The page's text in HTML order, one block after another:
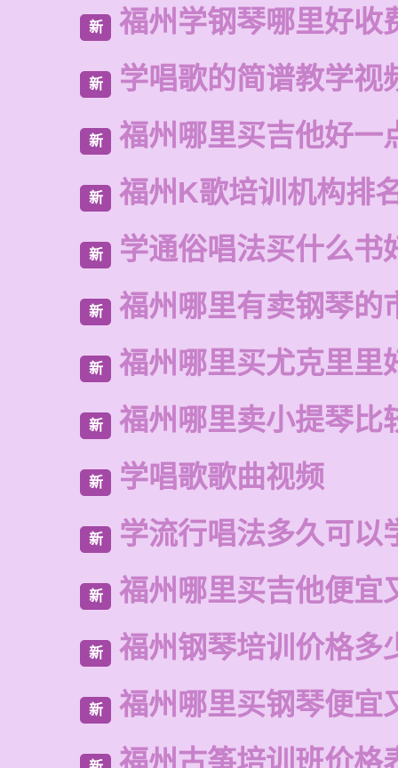
新 福州学钢琴哪里好收
新 学唱歌的简谱教学视
新 福州哪里买吉他好一
新 福州K歌培训机构排
新 学通俗唱法买什么书
新 福州哪里有卖钢琴的
新 福州哪里买尤克里里
新 福州哪里卖小提琴比
新 学唱歌歌曲视频
新 学流行唱法多久可以
新 福州哪里买吉他便宜
新 福州钢琴培训价格多
新 福州哪里买钢琴便宜
福州古筝培训班价格